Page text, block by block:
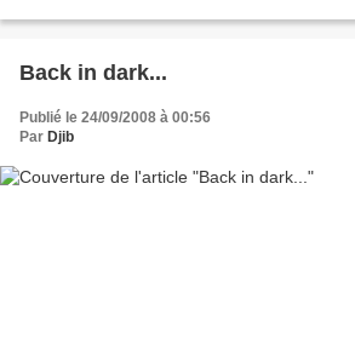
Back in dark...
Publié le 24/09/2008 à 00:56
Par Djib